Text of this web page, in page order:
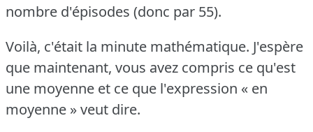
nombre d'épisodes (donc par 55).
Voilà, c'était la minute mathématique. J'espère
que maintenant, vous avez compris ce qu'est
une moyenne et ce que l'expression « en
moyenne » veut dire.